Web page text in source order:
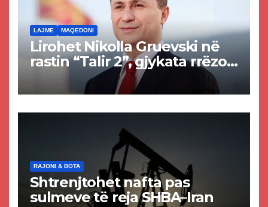
LAJME MAQEDONI
Lirohet Nikolla Gruevski në
rastin “Talir 2”, gjykata rrëzon
akuzat për ndërtimin e
paligjshëm të selisë së
RAJONI & BOTA
Shtrenjtohet nafta pas
sulmeve të reja SHBA–Iran